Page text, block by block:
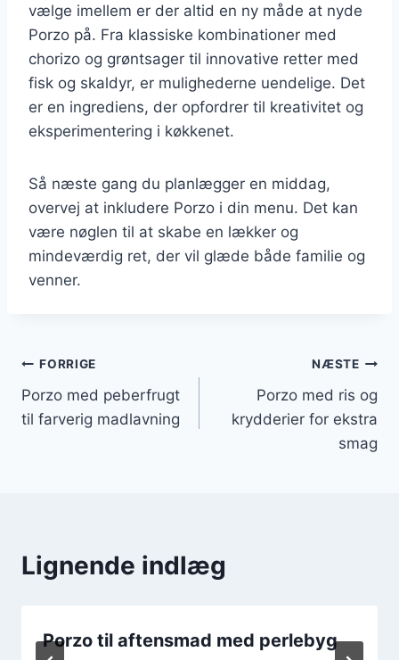
vælge imellem er der altid en ny måde at nyde
Porzo på. Fra klassiske kombinationer med
chorizo og grøntsager til innovative retter med
fisk og skaldyr, er mulighederne uendelige. Det
er en ingrediens, der opfordrer til kreativitet og
eksperimentering i køkkenet.
Så næste gang du planlægger en middag,
overvej at inkludere Porzo i din menu. Det kan
være nøglen til at skabe en lækker og
mindeværdig ret, der vil glæde både familie og
venner.
Indlægsnavigation
FORRIGE
Porzo med peberfrugt
til farverig madlavning
NÆSTE
Porzo med ris og
krydderier for ekstra
smag
Lignende indlæg
Porzo til aftensmad med perlebyg